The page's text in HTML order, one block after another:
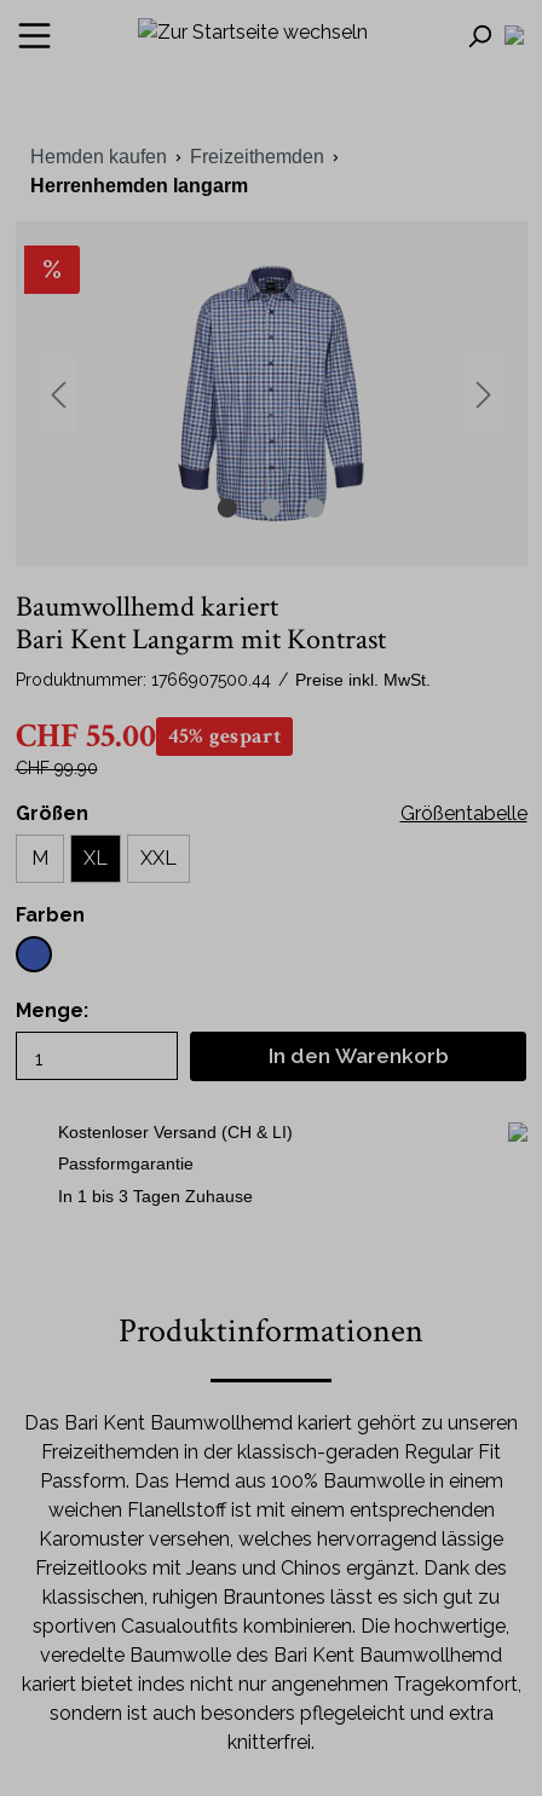
Hemden kaufen
Freizeithemden
Herrenhemden langarm
%
Baumwollhemd kariert
Bari Kent Langarm mit Kontrast
Produktnummer: 1766907500.44 / Preise inkl. MwSt.
CHF 55.00 45% gespart
CHF 99.90
Größentabelle
Größen
M
XL XXL
Farben
Menge:
In den Warenkorb
Kostenloser Versand (CH & LI)
Passformgarantie
In 1 bis 3 Tagen Zuhause
Produktinformationen
Das Bari Kent Baumwollhemd kariert gehört zu unseren
Freizeithemden in der klassisch-geraden Regular Fit
Passform. Das Hemd aus 100% Baumwolle in einem
weichen Flanellstoff ist mit einem entsprechenden
Karomuster versehen, welches hervorragend lässige
Freizeitlooks mit Jeans und Chinos ergänzt. Dank des
klassischen, ruhigen Brauntones lässt es sich gut zu
sportiven Casualoutfits kombinieren. Die hochwertige,
veredelte Baumwolle des Bari Kent Baumwollhemd
kariert bietet indes nicht nur angenehmen Tragekomfort,
sondern ist auch besonders pflegeleicht und extra
knitterfrei.